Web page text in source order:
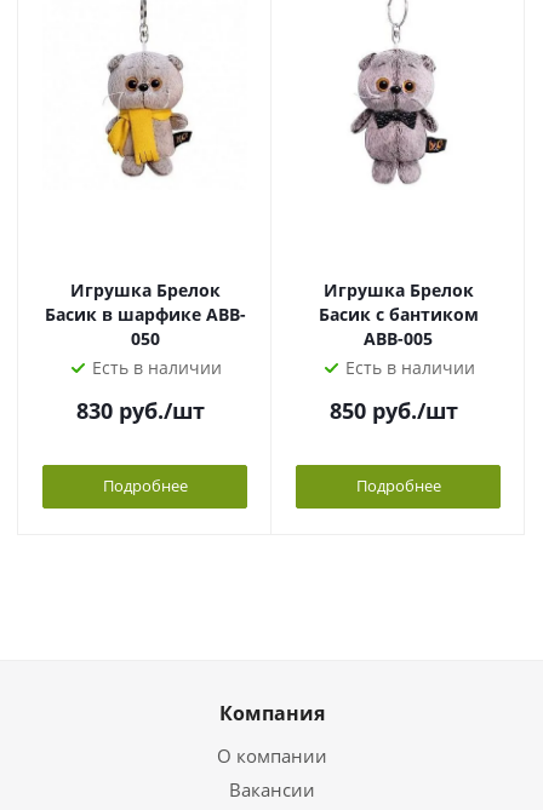
Игрушка Брелок
Басик в шарфике ABB-
050
Есть в наличии
830 руб./шт
Подробнее
Игрушка Брелок
Басик с бантиком
АВВ-005
Есть в наличии
850 руб./шт
Подробнее
Компания
О компании
Вакансии